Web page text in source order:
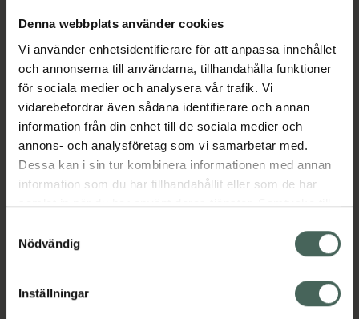
Denna webbplats använder cookies
Vi använder enhetsidentifierare för att anpassa innehållet
och annonserna till användarna, tillhandahålla funktioner
för sociala medier och analysera vår trafik. Vi
vidarebefordrar även sådana identifierare och annan
information från din enhet till de sociala medier och
annons- och analysföretag som vi samarbetar med.
Dessa kan i sin tur kombinera informationen med annan
information som du har tillhandahållit eller som de har
samlat in när du har använt deras tjänster. Samtycke till
återkalla ditt samtycke via webbplatsens
cookieinställningar. Ett återkallat samtycke påverkar inte
lagligheten av behandling som skett innan återkallelsen.
Nödvändig
Inställningar
Aktuella erbjudanden
Beskrivning Dölj
Läs alltid bipacksedeln innan
användning.
EAN:07046261350334
Bipacksedel från FASS Visa